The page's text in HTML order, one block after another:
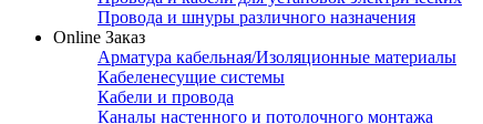
Провода и шнуры различного назначения
Online Заказ
Арматура кабельная/Изоляционные материалы
Кабеленесущие системы
Кабели и провода
Каналы настенного и потолочного монтажа